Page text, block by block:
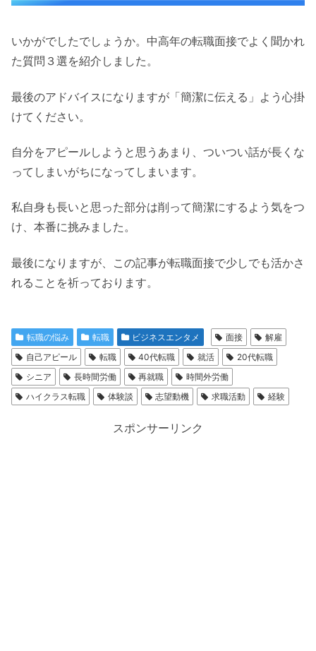
いかがでしたでしょうか。中高年の転職面接でよく聞かれ
た質問３選を紹介しました。
最後のアドバイスになりますが「簡潔に伝える」よう心掛
けてください。
自分をアピールしようと思うあまり、ついつい話が長くな
ってしまいがちになってしまいます。
私自身も長いと思った部分は削って簡潔にするよう気をつ
け、本番に挑みました。
最後になりますが、この記事が転職面接で少しでも活かさ
れることを祈っております。
転職の悩み 転職 ビジネスエンタメ 面接
解雇
自己アピール
転職 40代転職 就活
20代転職
シニア
長時間労働 再就職
時間外労働
ハイクラス転職
体験談 志望動機 求職活動 経験
スポンサーリンク